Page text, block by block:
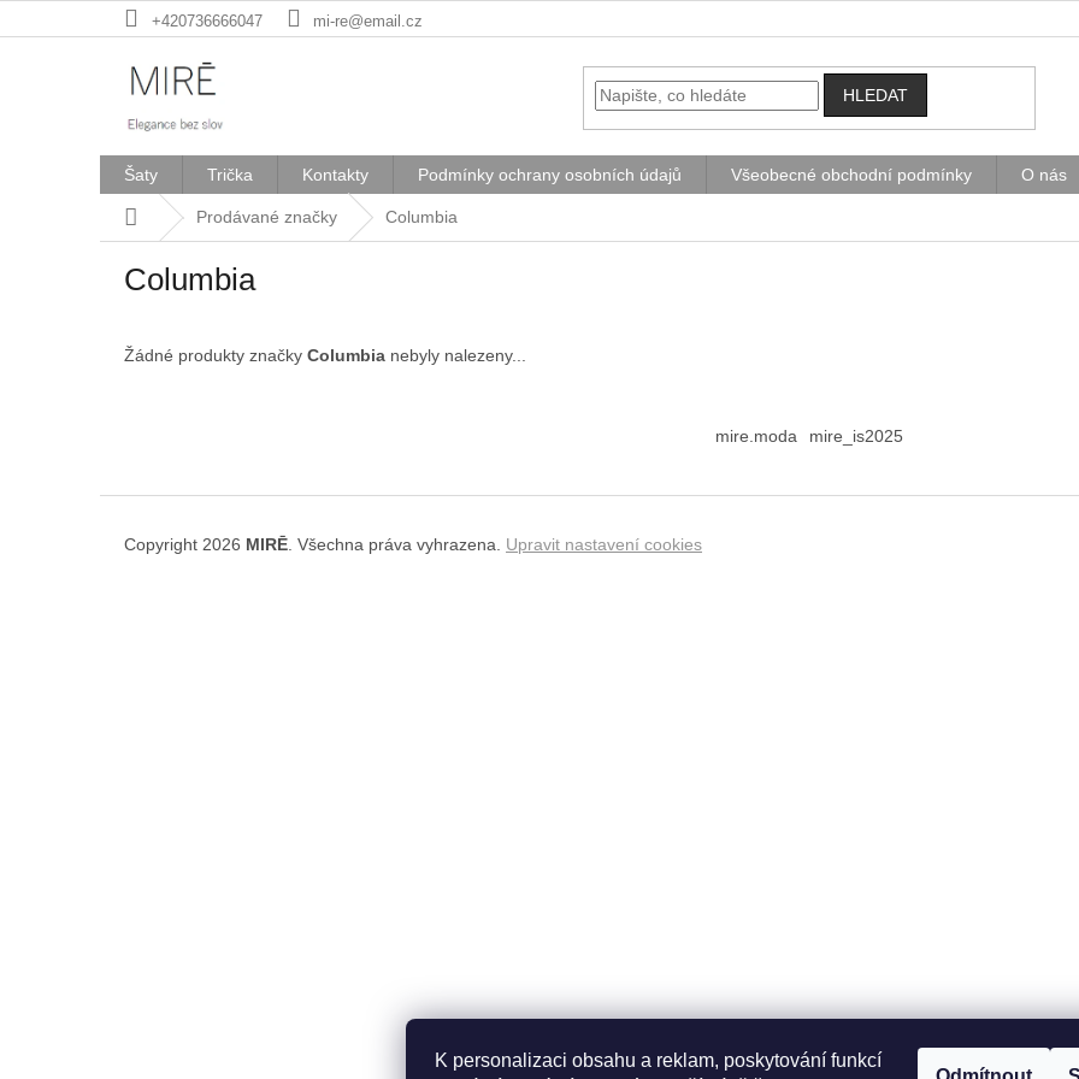
K personalizaci obsahu a reklam, poskytování funkcí
na
+420736666047 mi-re@email.cz
HLEDAT
Šaty Trička Kontakty Podmínky ochrany osobních údajů Všeobecné obchodní podmínky O nás
Domů Prodávané značky Columbia
Columbia
Žádné produkty značky Columbia nebyly nalezeny...
mire.moda mire_is2025
Copyright 2026 MIRĒ. Všechna práva vyhrazena. Upravit nastavení cookies